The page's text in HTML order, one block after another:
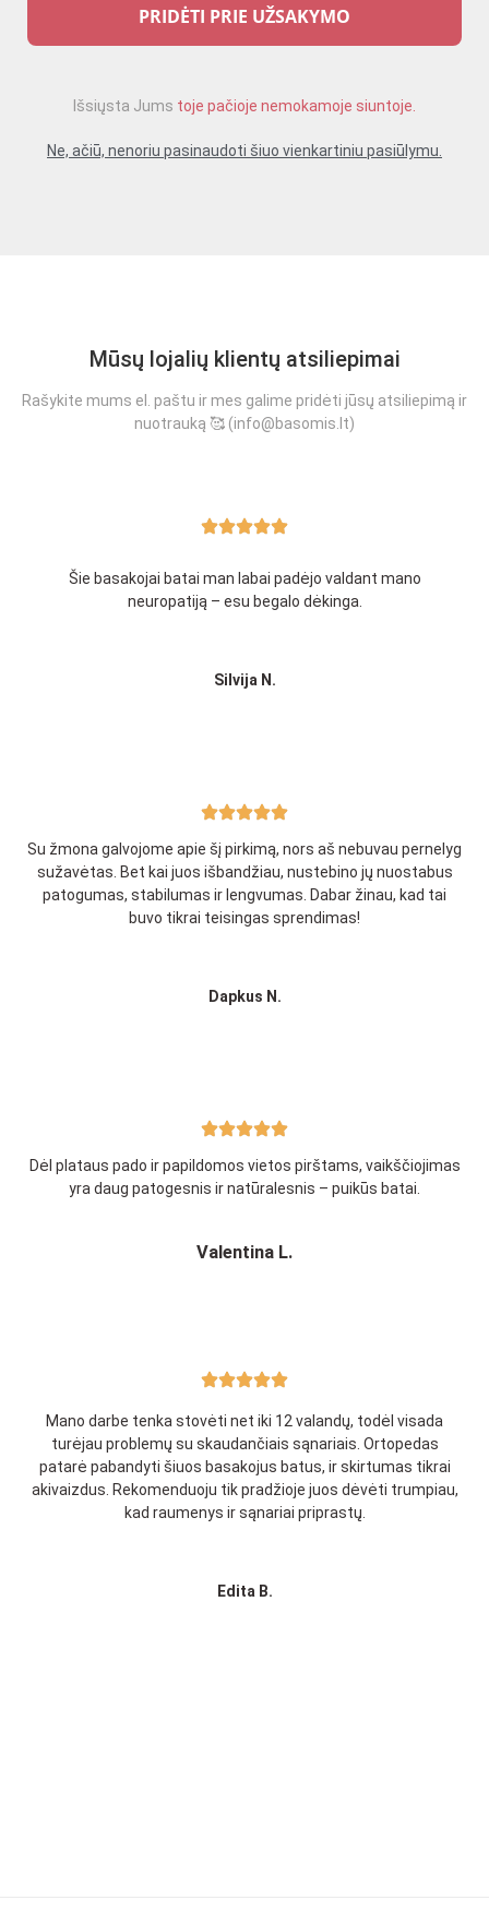
PRIDĖTI PRIE UŽSAKYMO
Išsiųsta Jums toje pačioje nemokamoje siuntoje.
Ne, ačiū, nenoriu pasinaudoti šiuo vienkartiniu pasiūlymu.
Mūsų lojalių klientų atsiliepimai
Rašykite mums el. paštu ir mes galime pridėti jūsų atsiliepimą ir
nuotrauką 🥰 (info@basomis.lt)
Šie basakojai batai man labai padėjo valdant mano
neuropatiją – esu begalo dėkinga.
Silvija N.​
Su žmona galvojome apie šį pirkimą, nors aš nebuvau pernelyg
sužavėtas. Bet kai juos išbandžiau, nustebino jų nuostabus
patogumas, stabilumas ir lengvumas. Dabar žinau, kad tai
buvo tikrai teisingas sprendimas!
Dapkus N.
Dėl plataus pado ir papildomos vietos pirštams, vaikščiojimas
yra daug patogesnis ir natūralesnis – puikūs batai.
Valentina L.​
Mano darbe tenka stovėti net iki 12 valandų, todėl visada
turėjau problemų su skaudančiais sąnariais. Ortopedas
patarė pabandyti šiuos basakojus batus, ir skirtumas tikrai
akivaizdus. Rekomenduoju tik pradžioje juos dėvėti trumpiau,
kad raumenys ir sąnariai priprastų.
Edita B.